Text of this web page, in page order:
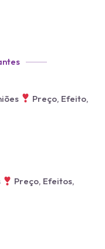
Preço, Efeito,
Preço, Efeitos,